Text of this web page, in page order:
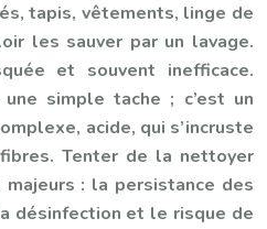
tapis, vêtements, linge de
les sauver par un lavage.
et souvent inefficace.
simple tache ; c’est un
acide, qui s’incruste
Tenter de la nettoyer
: la persistance des
désinfection et le risque de